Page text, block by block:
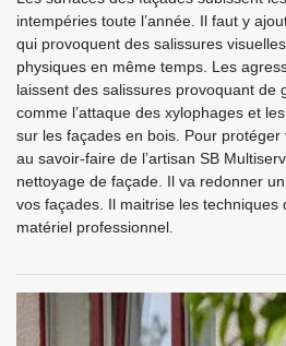
intempéries toute l’année. Il faut y
qui provoquent des salissures
physiques en même temps. Les
laissent des salissures provoquant de
comme l’attaque des xylophages et
sur les façades en bois. Pour
au savoir-faire de l’artisan SB
nettoyage de façade. Il va redonner
vos façades. Il maitrise les techniques
matériel professionnel.